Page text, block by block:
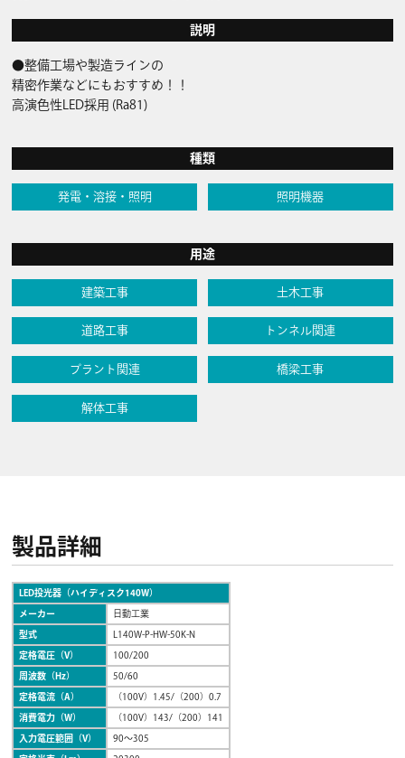
説明
●整備工場や製造ラインの
精密作業などにもおすすめ！！
高演色性LED採用 (Ra81)
種類
発電・溶接・照明 照明機器
用途
建築工事 土木工事
道路工事 トンネル関連
プラント関連 橋梁工事
解体工事
製品詳細
LED投光器（ハイディスク140W）
メーカー 日動工業
型式 L140W-P-HW-50K-N
定格電圧（V） 100/200
周波数（Hz） 50/60
定格電流（A） （100V）1.45/（200）0.7
消費電力（W） （100V）143/（200）141
入力電圧範囲（V） 90〜305